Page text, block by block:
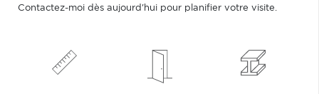
Contactez-moi dès aujourd'hui pour planifier votre visite.